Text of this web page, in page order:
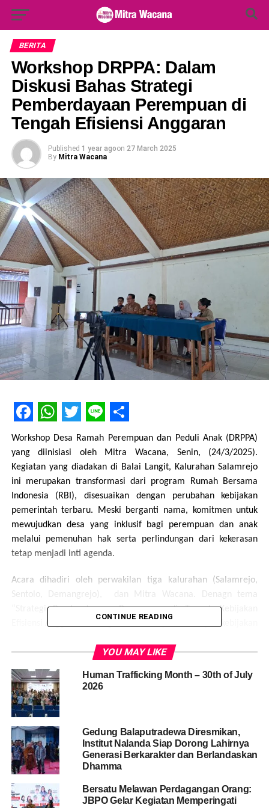
for:
BERITA
Workshop DRPPA: Dalam
Diskusi Bahas Strategi
Pemberdayaan Perempuan di
Tengah Efisiensi Anggaran
Published 1 year agoon 27 March 2025
By Mitra Wacana
Facebook
WhatsApp
Twitter
LineShare
Workshop Desa Ramah Perempuan dan Peduli Anak (DRPPA)
yang diinisiasi oleh Mitra Wacana, Senin, (24/3/2025).
Kegiatan yang diadakan di Balai Langit, Kalurahan Salamrejo
ini merupakan transformasi dari program Rumah Bersama
Indonesia (RBI), disesuaikan dengan perubahan kebijakan
pemerintah terbaru. Meski berganti nama, komitmen untuk
mewujudkan desa yang inklusif bagi perempuan dan anak
melalui pemenuhan hak serta perlindungan dari kekerasan
tetap menjadi inti agenda.
Acara dihadiri oleh perwakilan tiga kalurahan (Salamrejo,
“Strategi Pemberdayaan Perempuan di Tengah Kebijakan
Efisiensi Anggaran” mengemuka, menyoroti dampak kebijakan
Gratis) dan efisiensi dana desa terhadap program
CONTINUE READING
YOU MAY LIKE
Human Trafficking Month – 30th of July
2026
Gedung Balaputradewa Diresmikan,
Institut Nalanda Siap Dorong Lahirnya
Generasi Berkarakter dan Berlandaskan
Dhamma
Bersatu Melawan Perdagangan Orang:
JBPO Gelar Kegiatan Memperingati